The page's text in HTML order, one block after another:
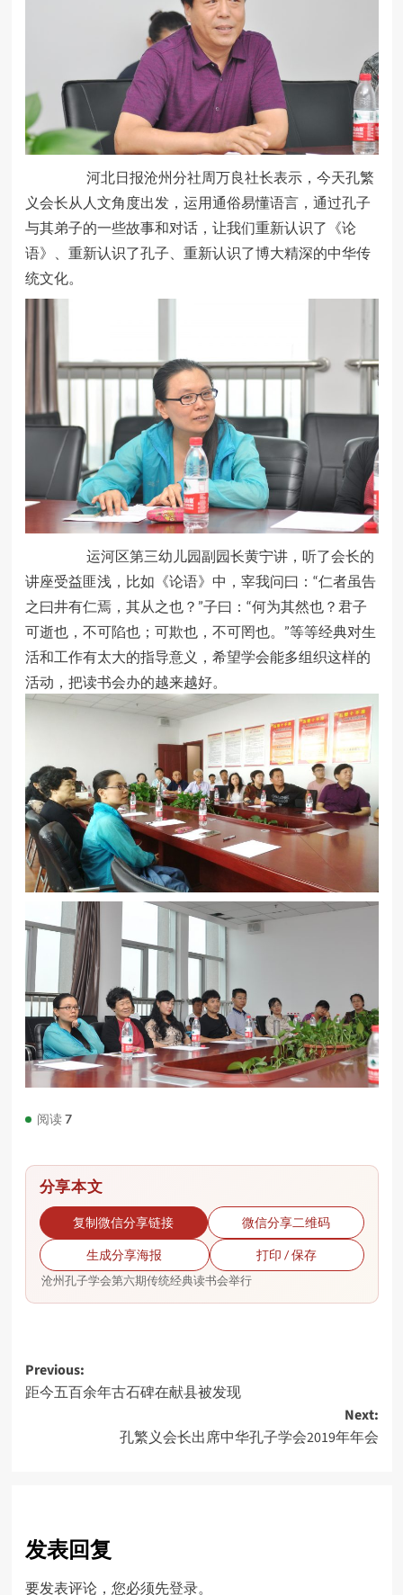
河北日报沧州分社周万良社长表示，今天孔繁
义会长从人文角度出发，运用通俗易懂语言，通过孔子
与其弟子的一些故事和对话，让我们重新认识了《论
语》、重新认识了孔子、重新认识了博大精深的中华传
统文化。
运河区第三幼儿园副园长黄宁讲，听了会长的
讲座受益匪浅，比如《论语》中，宰我问曰：“仁者虽告
之曰井有仁焉，其从之也？”子曰：“何为其然也？君子
可逝也，不可陷也；可欺也，不可罔也。”等等经典对生
活和工作有太大的指导意义，希望学会能多组织这样的
活动，把读书会办的越来越好。
阅读7
分享本文
复制微信分享链接 微信分享二维码
生成分享海报 打印 / 保存
沧州孔子学会第六期传统经典读书会举行
Post
navigation
Previous:
距今五百余年古石碑在献县被发现
Next:
孔繁义会长出席中华孔子学会2019年年会
发表回复
要发表评论，您必须先登录。